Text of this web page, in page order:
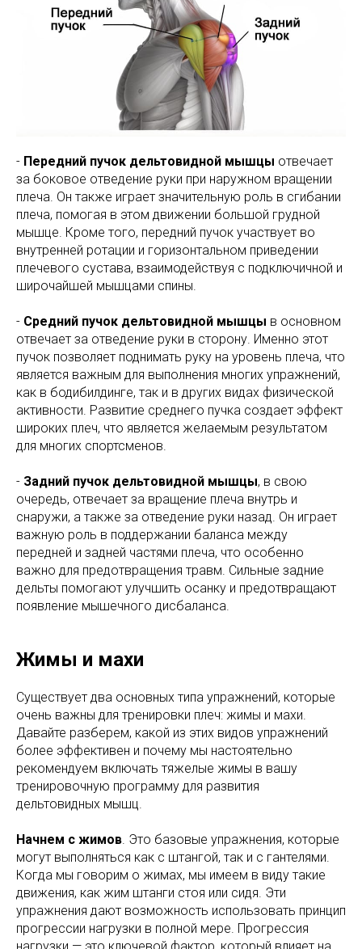
- Передний пучок дельтовидной мышцы отвечает
за боковое отведение руки при наружном вращении
плеча. Он также играет значительную роль в сгибании
плеча, помогая в этом движении большой грудной
мышце. Кроме того, передний пучок участвует во
внутренней ротации и горизонтальном приведении
плечевого сустава, взаимодействуя с подключичной и
широчайшей мышцами спины.
- Средний пучок дельтовидной мышцы в основном
отвечает за отведение руки в сторону. Именно этот
пучок позволяет поднимать руку на уровень плеча, что
является важным для выполнения многих упражнений,
как в бодибилдинге, так и в других видах физической
активности. Развитие среднего пучка создает эффект
широких плеч, что является желаемым результатом
для многих спортсменов.
- Задний пучок дельтовидной мышцы, в свою
очередь, отвечает за вращение плеча внутрь и
снаружи, а также за отведение руки назад. Он играет
важную роль в поддержании баланса между
передней и задней частями плеча, что особенно
важно для предотвращения травм. Сильные задние
дельты помогают улучшить осанку и предотвращают
появление мышечного дисбаланса.
Жимы и махи
Существует два основных типа упражнений, которые
очень важны для тренировки плеч: жимы и махи.
Давайте разберем, какой из этих видов упражнений
более эффективен и почему мы настоятельно
рекомендуем включать тяжелые жимы в вашу
тренировочную программу для развития
дельтовидных мышц.
Начнем с жимов. Это базовые упражнения, которые
могут выполняться как с штангой, так и с гантелями.
Когда мы говорим о жимах, мы имеем в виду такие
движения, как жим штанги стоя или сидя. Эти
упражнения дают возможность использовать принцип
прогрессии нагрузки в полной мере. Прогрессия